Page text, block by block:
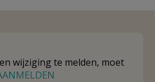
wijziging te melden, moet